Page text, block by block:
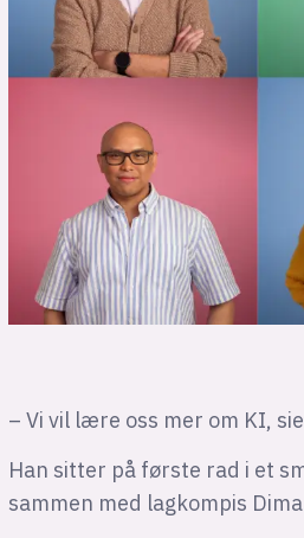
– Vi vil lære oss mer om KI,
Han sitter på første rad i et
sammen med lagkompis